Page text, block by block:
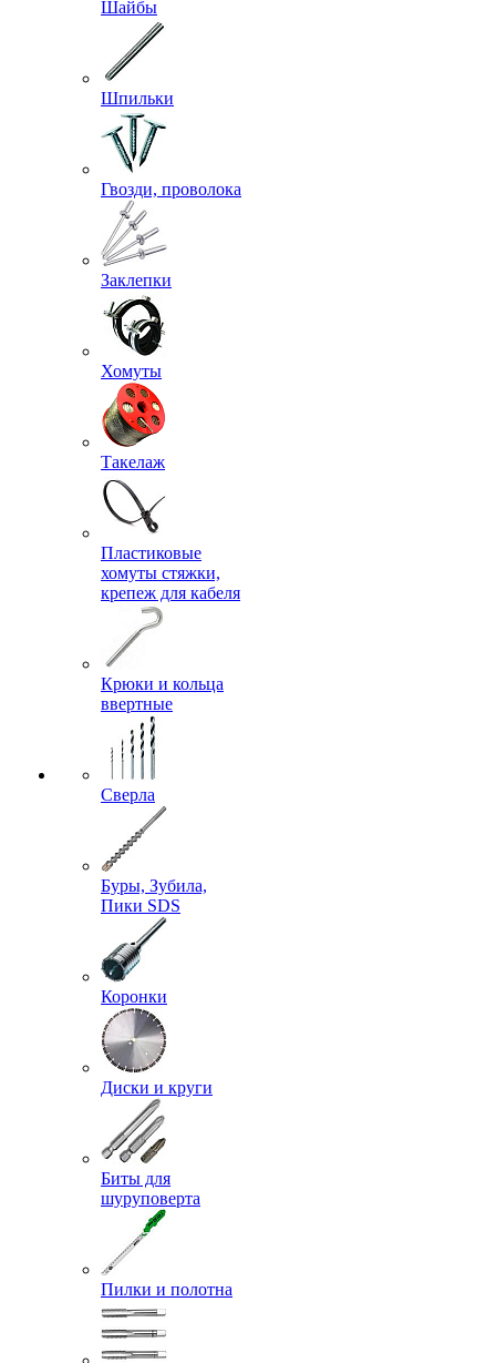
Шайбы
Шпильки
Гвозди, проволока
Заклепки
Хомуты
Такелаж
Пластиковые
хомуты стяжки,
крепеж для кабеля
Крюки и кольца
ввертные
Сверла
Буры, Зубила,
Пики SDS
Коронки
Диски и круги
Биты для
шуруповерта
Пилки и полотна